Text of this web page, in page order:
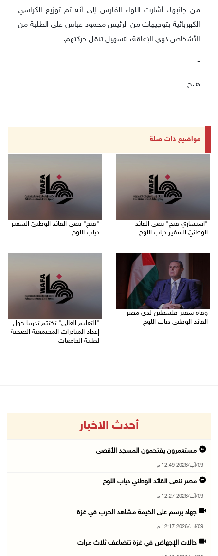
من جانبها، أشارت اللواء الفارس إلى أنه تم توزيع الكراسي
الكهربائية بتوجيهات من الرئيس محمود عباس على الطلبة من
الأشخاص ذوي الإعاقة، لتسهيل تنقل حركتهم.
-
هـ.ح
مواضيع ذات صلة
"استشاري فتح" ينعى القائد
الوطنيّ السفير دياب اللوح
"فتح" تنعي القائد الوطنيّ السفير
دياب اللوح
وفاة سفير فلسطين لدى مصر
القائد الوطني دياب اللوح
"التعليم العالي" تختتم تدريبا حول
إعداد المبادرات المجتمعية الصحية
لطلبة الجامعات
أحدث الاخبار
مستعمرون يقتحمون المسجد الأقصى
09/آب/2026 12:49 م
مصر تنعى القائد الوطني دياب اللوح
09/آب/2026 12:27 م
جهاد يرسم على الخيمة مشاهد الحرب في غزة
09/آب/2026 12:17 م
حالات الإجهاض في غزة تتضاعف ثلاث مرات